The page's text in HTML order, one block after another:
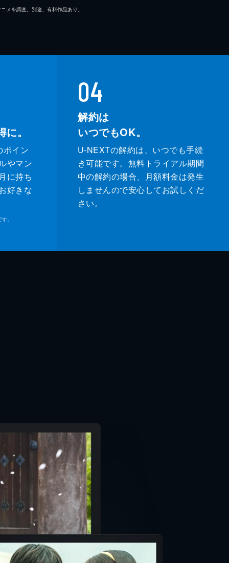
を調査。別途、有料作品あり。
。
ポイン
やマン
に持ち
好きな
。
04
解約は
いつでもOK。
U-NEXTの解約は、いつでも手続
き可能です。無料トライアル期間
中の解約の場合、月額料金は発生
しませんので安心してお試しくだ
さい。